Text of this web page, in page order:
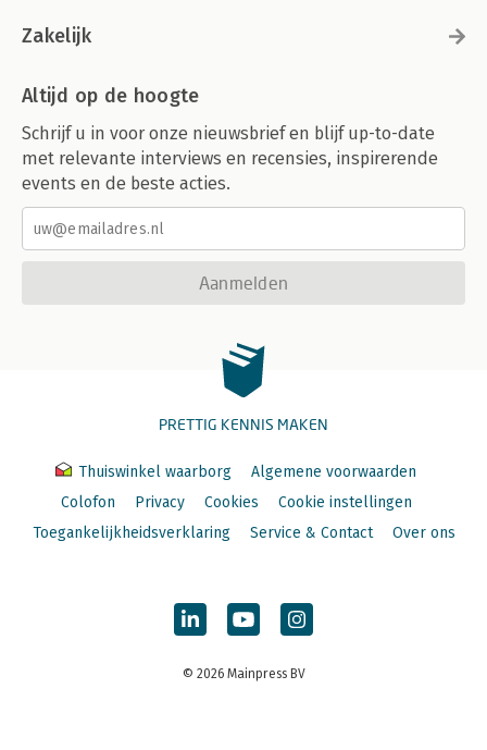
Zakelijk
Altijd op de hoogte
Schrijf u in voor onze nieuwsbrief en blijf up-to-date
met relevante interviews en recensies, inspirerende
events en de beste acties.
Aanmelden
PRETTIG KENNIS MAKEN
Thuiswinkel waarborg
Algemene voorwaarden
Colofon
Privacy Cookies
Cookie instellingen
Toegankelijkheidsverklaring
Service & Contact Over ons
© 2026 Mainpress BV